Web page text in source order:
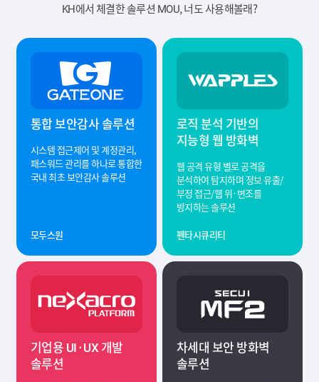
KH에서 체결한 솔루션 MOU, 너도 사용해볼래?
통합 보안감사 솔루션
시스템 접근제어 및 계정관리,
패스워드 관리를 하나로 통합한
국내 최초 보안감사 솔루션
모두스원
로직 분석 기반의
지능형 웹 방화벽
웹 공격 유형 별로 공격을
분석하여 탐지하며 정보 유출/
부정 접근/웹 위·변조를
방지하는 솔루션
펜타시큐리티
기업용 UI·UX 개발
솔루션
차세대 보안 방화벽
솔루션